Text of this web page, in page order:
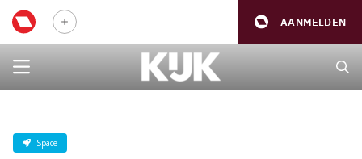
AANMELDEN
Space